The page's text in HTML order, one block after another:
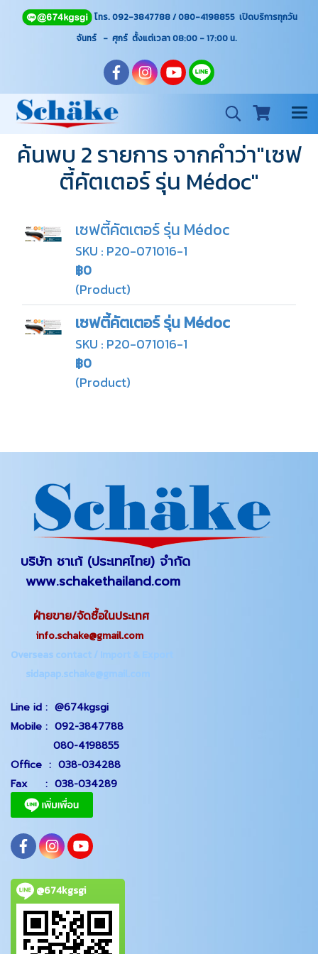
โทร. 092-3847788 / 080-4198855 เปิดบริการทุกวัน
จันทร์ - ศุกร์ ตั้งแต่เวลา 08:00 - 17:00น.
ค้นพบ 2 รายการ จากคำว่า"เซฟ
ตี้คัตเตอร์ รุ่น Médoc"
เซฟตี้คัตเตอร์ รุ่น Médoc
SKU : P20-071016-1
฿0
(Product)
เซฟตี้คัตเตอร์ รุ่น Médoc
SKU : P20-071016-1
฿0
(Product)
บริษัท ชาเก้ (ประเทศไทย) จำกัด
www.schakethailand.com
ฝ่ายขาย/จัดซื้อในประเทศ
info.schake@gmail.com
Overseas contact / Import & Export
sidapap.schake@gmail.com
Line id : @674kgsgi
Mobile : 092-3847788
080-4198855
Office : 038-034288
Fax : 038-034289
@674kgsgi